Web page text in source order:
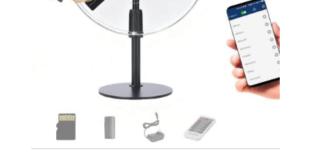
180°] Le projecteur video portable Wowlink W210
intègre des haut-parleurs stéréo de type base
offrant un son détaillé, des aigus clairs et des
basses profondes et puissantes. Le
retroprojecteur portable W210 pivote librement à
180° et vous permet de l'incliner à votre
convenance pour projeter l'image au mur ou au
plafond. De plus, un trou de vis de 0,25 pouce est
prévu à sa base, ce qui permet de le fixer sur un
trépied ou de le fixer au plafond ou au mur.
life, links to a 'WOW' world. Sharing the colors and
sounds of movies with family and friends are
conveying happiness. Wowlink projector is a
bridge that links to a WOW world.